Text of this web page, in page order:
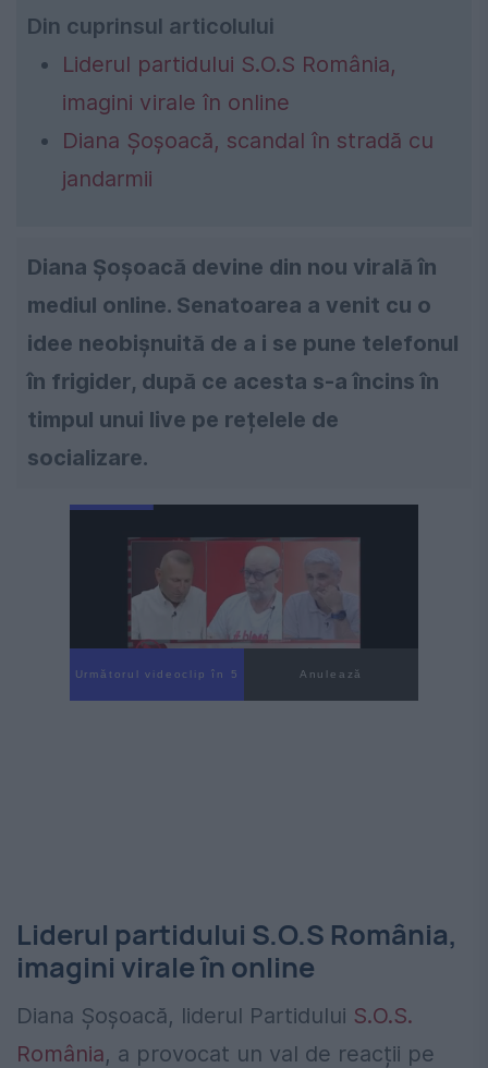
Din cuprinsul articolului
Liderul partidului S.O.S România,
imagini virale în online
Diana Șoșoacă, scandal în stradă cu
jandarmii
Diana Șoșoacă devine din nou virală în
mediul online. Senatoarea a venit cu o
idee neobișnuită de a i se pune telefonul
în frigider, după ce acesta s-a încins în
timpul unui live pe rețelele de
socializare.
Următorul videoclip în 4 Anulează
Liderul partidului S.O.S România,
imagini virale în online
Diana Şoşoacă, liderul Partidului S.O.S.
România, a provocat un val de reacții pe